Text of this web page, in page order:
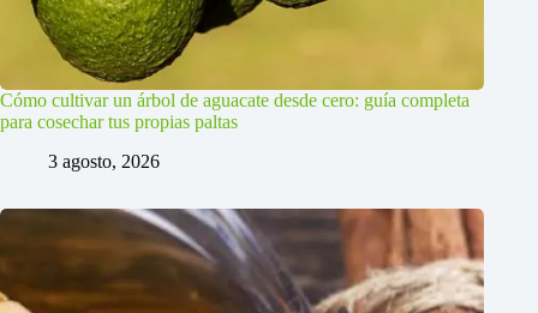
Cómo cultivar un árbol de aguacate desde cero: guía completa
para cosechar tus propias paltas
3 agosto, 2026